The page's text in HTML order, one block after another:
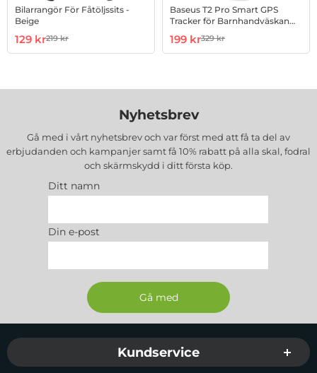
Bilarrangör För Fåtöljssits -
Beige
Art. nr 1002872803
rea pris
129 krtidigare pris
219 kr
Baseus T2 Pro Smart GPS
Tracker för Barnhandväskan
Art. nr 1002953478
rea pris
199 krtidigare pris
329 kr
Nyhetsbrev
Gå med i vårt nyhetsbrev och var först med att få ta del av
erbjudanden och kampanjer samt få 10% rabatt på alla skal, fodral
och skärmskydd i ditt första köp.
Ditt namn
Din e-post
Sidfot Blandad info och länkar
Kundservice